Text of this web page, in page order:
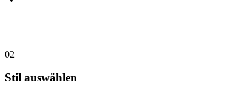
02
Stil auswählen